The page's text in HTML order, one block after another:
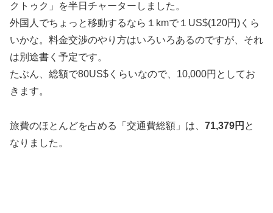
クトゥク」を半日チャーターしました。
外国人でちょっと移動するなら１kmで１US$(120円)くら
いかな。料金交渉のやり方はいろいろあるのですが、それ
は別途書く予定です。
たぶん、総額で80US$くらいなので、10,000円としてお
きます。
旅費のほとんどを占める「交通費総額」は、 71,379円 と
なりました。